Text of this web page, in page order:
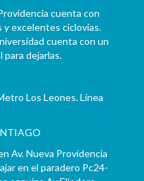
cuenta con
y excelentes ciclovías.
cuenta con un
para dejarlas.
Los Leones. Línea
Av. Nueva Providencia
en el paradero Pc24-